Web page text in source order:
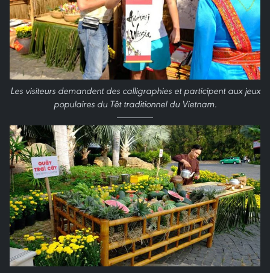
Les visiteurs demandent des calligraphies et participent aux jeux
populaires du Têt traditionnel du Vietnam.